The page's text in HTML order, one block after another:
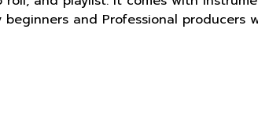
and Professional producers